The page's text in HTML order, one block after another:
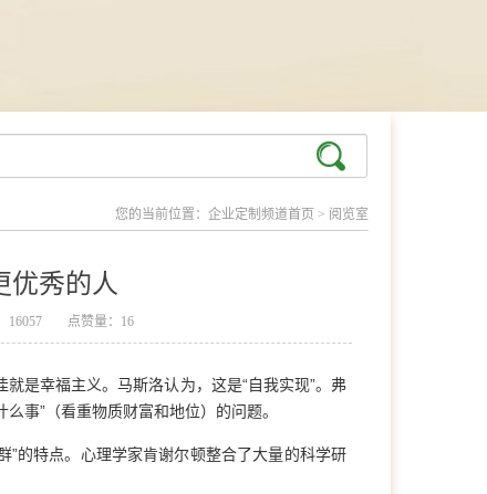
您的当前位置： 企业定制频道首页 > 阅览室
优秀的人
16057 点赞量：16
是幸福主义。马斯洛认为，这是“自我实现”。弗
事”（看重物质财富和地位）的问题。
”的特点。心理学家肯谢尔顿整合了大量的科学研